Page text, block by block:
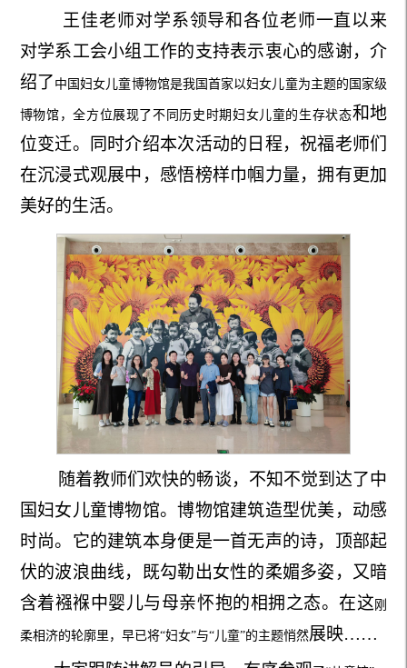
王佳老师对学系领导和各位老师一直以来
对学系工会小组工作的支持表示衷心的感谢，介
绍了 中国妇女儿童博物馆是我国首家以妇女儿童为主题的国家级
博物馆，全方位展现了不同历史时期妇女儿童的生存状态和地
位变迁。
同时介绍本次活动的日程，祝福老师们
在沉浸式观展中， 感悟榜样巾帼力量，拥有更加
美好的生活。
随着教师们欢快的畅谈，不知不觉到达了中
国妇女儿童博物馆。博物馆建筑造型优美，动感
时尚。 它的建筑本身便是一首无声的诗， 顶部起
伏的波浪曲线，既勾勒出女性的柔媚多姿，又暗
含着襁褓中婴儿与母亲怀抱的相拥之态。在这 刚
柔相济的轮廓里，早已将“妇女”与“儿童”的主题悄然展映……